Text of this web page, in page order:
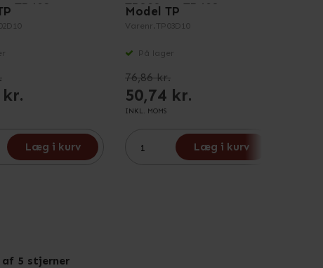
TP402
Læg i kurv
TP303 og TP403
Model TP
Varenr. TP03D10
På lager
76,86 kr.
50,74 kr.
INKL. MOMS
Læg i kurv
af 5 stjerner